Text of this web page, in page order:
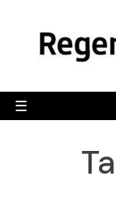
content
☰